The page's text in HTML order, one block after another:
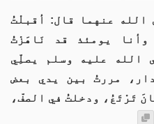
الله عنهما قال: أقبلْتُ
يومئذ قد نَاهَزْتُ
الله عليه وسلم يصلِّي
مررتُ بين يدي بعض
تَرْتَعُ، ودخلتُ في الصفّ،